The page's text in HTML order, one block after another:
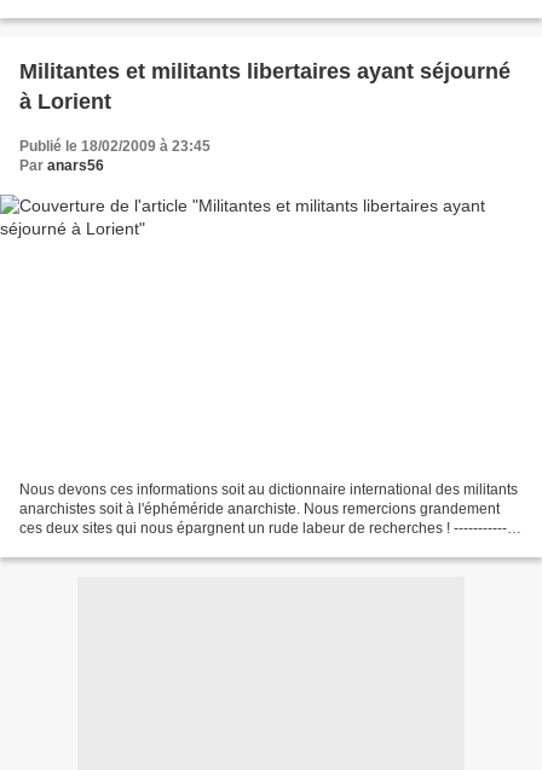
Militantes et militants libertaires ayant séjourné
à Lorient
Publié le 18/02/2009 à 23:45
Par anars56
Nous devons ces informations soit au dictionnaire international des militants
anarchistes soit à l'éphéméride anarchiste. Nous remercions grandement
ces deux sites qui nous épargnent un rude labeur de recherches ! --------------
----------------------------------------...